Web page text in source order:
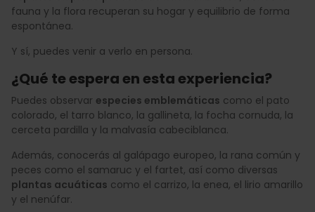
fauna y la flora recuperan su hogar y equilibrio de forma
espontánea.
Y sí, puedes venir a verlo en persona.
¿Qué te espera en esta experiencia?
Puedes observar especies emblemáticas como el pato
colorado, el tarro blanco, la gallineta, la focha cornuda, la
cerceta pardilla y la malvasía cabeciblanca.
Además, conocerás al galápago europeo, la rana común y
peces como el samaruc y el fartet, así como diversas
plantas acuáticas como el carrizo, la enea, el lirio amarillo
y el nenúfar.